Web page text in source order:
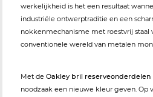
werkelijkheid is het een resultaat
industriële ontwerptraditie en een
nokkenmechanisme met roestvrij staal
conventionele wereld van metalen
Met de Oakley bril reserveonderdelen
noodzaak een nieuwe kleur geven. Op